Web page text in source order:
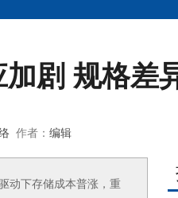
剧 规格差
作者： 编辑
动下存储成本普涨，重